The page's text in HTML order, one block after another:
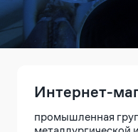
Интернет-
промышленная